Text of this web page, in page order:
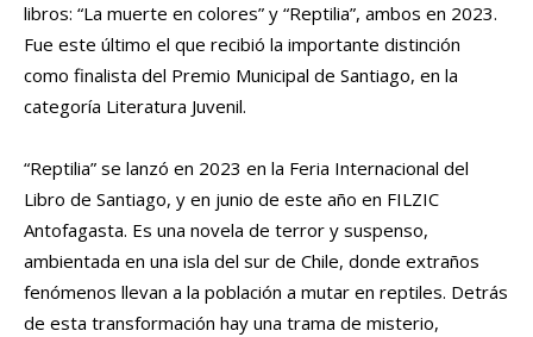
libros: “La muerte en colores” y “Reptilia”, ambos en 2023.
Fue este último el que recibió la importante distinción
como finalista del Premio Municipal de Santiago, en la
categoría Literatura Juvenil.
“Reptilia” se lanzó en 2023 en la Feria Internacional del
Libro de Santiago, y en junio de este año en FILZIC
Antofagasta. Es una novela de terror y suspenso,
ambientada en una isla del sur de Chile, donde extraños
fenómenos llevan a la población a mutar en reptiles. Detrás
de esta transformación hay una trama de misterio,